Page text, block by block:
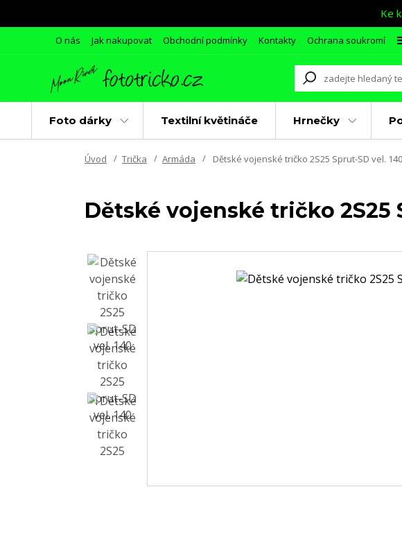
Ke
O nás Jak nakupovat Obchodní podmínky Kontakty Ochrana soukromí
Foto dárky Textilní květináče Hrnečky
Úvod Trička Armáda Dětské vojenské tričko 2S25 Sprut-SD vel. 140
Dětské vojenské tričko 2S25